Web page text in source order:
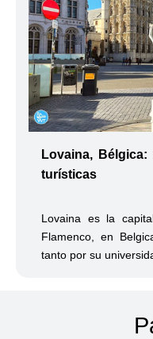
Lovaina,
turísticas
Lovaina es la
Flamenco, en
tanto por su